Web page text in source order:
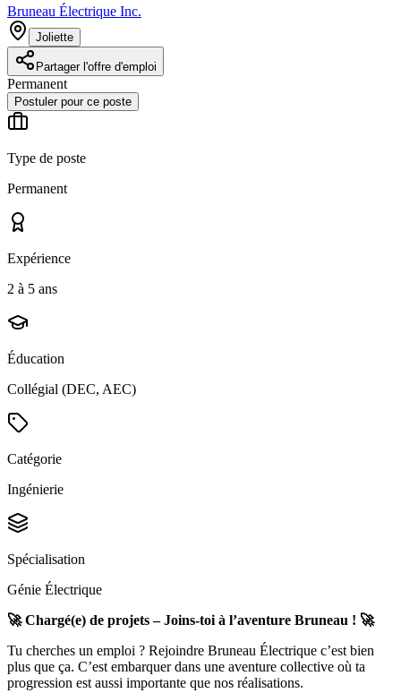
Bruneau Électrique Inc.
Joliette
Partager l'offre d'emploi
Permanent
Postuler pour ce poste
Type de poste
Permanent
Expérience
2 à 5 ans
Éducation
Collégial (DEC, AEC)
Catégorie
Ingénierie
Spécialisation
Génie Électrique
🚀Chargé(e) de projets – Joins-toi à l’aventure Bruneau ! 🚀
Tu cherches un emploi ? Rejoindre Bruneau Électrique c’est bien
plus que ça. C’est embarquer dans une aventure collective où ta
progression est aussi importante que nos réalisations.